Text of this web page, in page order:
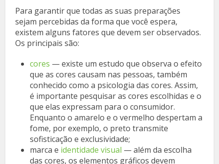
Para garantir que todas as suas preparações
sejam percebidas da forma que você espera,
existem alguns fatores que devem ser observados.
Os principais são:
cores — existe um estudo que observa o efeito
que as cores causam nas pessoas, também
conhecido como a psicologia das cores. Assim,
é importante pesquisar as cores escolhidas e o
que elas expressam para o consumidor.
Enquanto o amarelo e o vermelho despertam a
fome, por exemplo, o preto transmite
sofisticação e exclusividade;
marca e identidade visual — além da escolha
das cores, os elementos gráficos devem